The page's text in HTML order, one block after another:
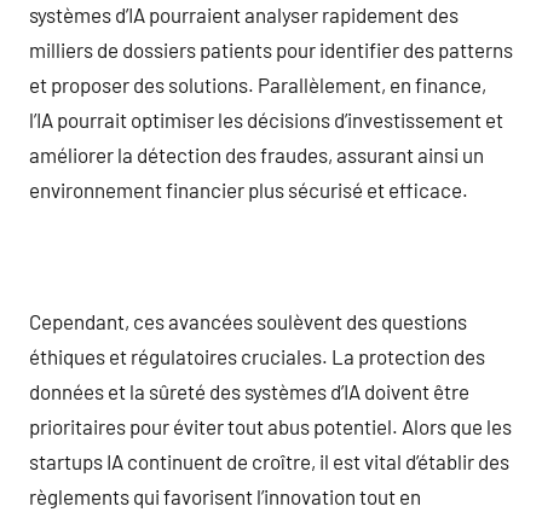
systèmes d’IA pourraient analyser rapidement des
milliers de dossiers patients pour identifier des patterns
et proposer des solutions. Parallèlement, en finance,
l’IA pourrait optimiser les décisions d’investissement et
améliorer la détection des fraudes, assurant ainsi un
environnement financier plus sécurisé et efficace.
Cependant, ces avancées soulèvent des questions
éthiques et régulatoires cruciales. La protection des
données et la sûreté des systèmes d’IA doivent être
prioritaires pour éviter tout abus potentiel. Alors que les
startups IA continuent de croître, il est vital d’établir des
règlements qui favorisent l’innovation tout en